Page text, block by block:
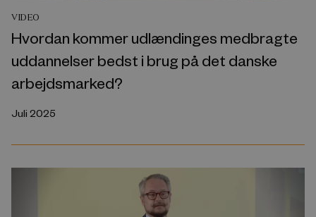
VIDEO
Hvordan kommer udlændinges medbragte
uddannelser bedst i brug på det danske
arbejdsmarked?
Juli 2025